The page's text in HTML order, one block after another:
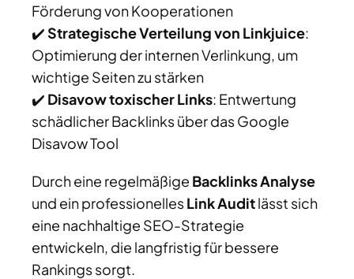
Förderung von Kooperationen
✔️Strategische Verteilung von Linkjuice:
Optimierung der internen Verlinkung, um
wichtige Seiten zu stärken
✔️ Disavow toxischer Links: Entwertung
schädlicher Backlinks über das Google
Disavow Tool
Durch eine regelmäßige Backlinks Analyse
und ein professionellesLink Auditlässt sich
eine nachhaltige SEO-Strategie
entwickeln, die langfristig für bessere
Rankings sorgt.